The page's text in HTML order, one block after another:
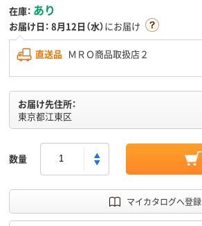
在庫： あり
お届け日： 8月12日（水）にお届け
直送品 ＭＲＯ商品取扱店２
お届け先住所：
東京都江東区
数量
マイカタログへ登録